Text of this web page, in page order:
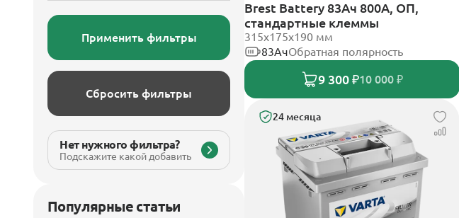
Применить фильтры
Сбросить фильтры
Нет нужного фильтра?
Подскажите какой добавить
Популярные статьи
Brest Battery 83Ач 800А, ОП,
стандартные клеммы
315x175x190 мм
83АчОбратная полярность
9 300 ₽10 000 ₽
24 месяца